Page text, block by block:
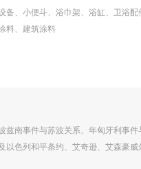
备、小便斗、浴巾架、浴缸、卫浴
料、建筑涂料
兹南事件与苏波关系、年匈牙利事
以色列和平条约、艾奇逊、艾森豪